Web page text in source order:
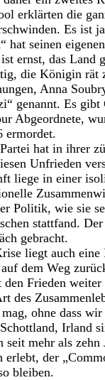
erklärten die
Es ist
hat seinen
ernst, das Land
die Königin
Anna
genannt. Es
Abgeordnete,
ermordet.
hat in ihrer
Unfrieden
liege in einer
Politik, wie sie
stattfand.
gebracht.
liegt auch
dem Weg
den Frieden
des
mag, ohne dass
Irland
seit mehr als
erlebt, der
bleiben.